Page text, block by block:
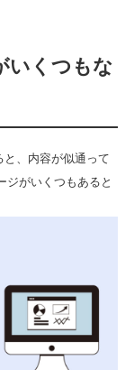
いくつもな
と、内容が似通って
ジがいくつもあると